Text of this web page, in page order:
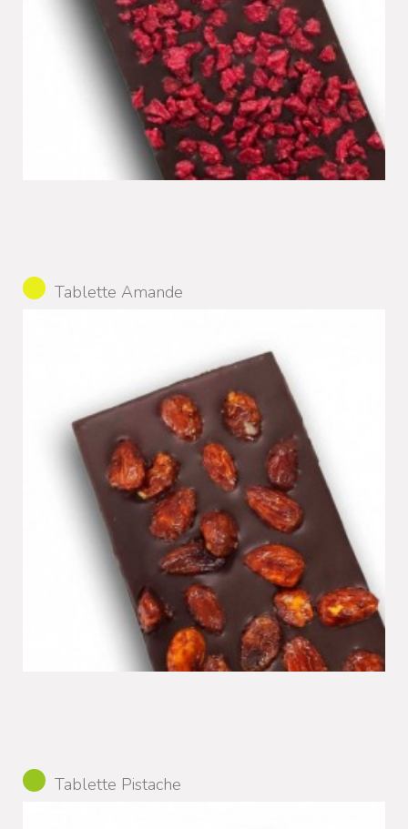
Tablette Amande
Tablette Pistache